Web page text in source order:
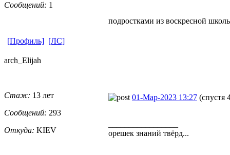
Сообщений: 1
подростками из воскресной
[Профиль] [ЛС]
arch_Elijah
Стаж: 13 лет
Сообщений: 293
Откуда: KIEV
01-Мар-2023 13:27 (спустя
орешек знаний твёрд...